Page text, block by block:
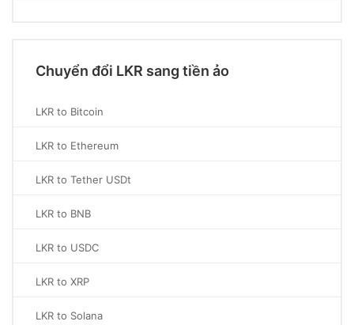
Chuyển đổi LKR sang tiền ảo
LKR to Bitcoin
LKR to Ethereum
LKR to Tether USDt
LKR to BNB
LKR to USDC
LKR to XRP
LKR to Solana